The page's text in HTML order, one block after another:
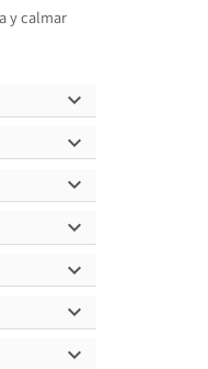
y calmar






